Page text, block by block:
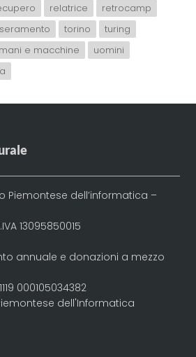
relatrice
retrocamp
torino
turing
e macchine
uomini
Piemontese dell’informatica –
13095850015
annuale e donazioni a mezzo
000105034382
dell'Informatica